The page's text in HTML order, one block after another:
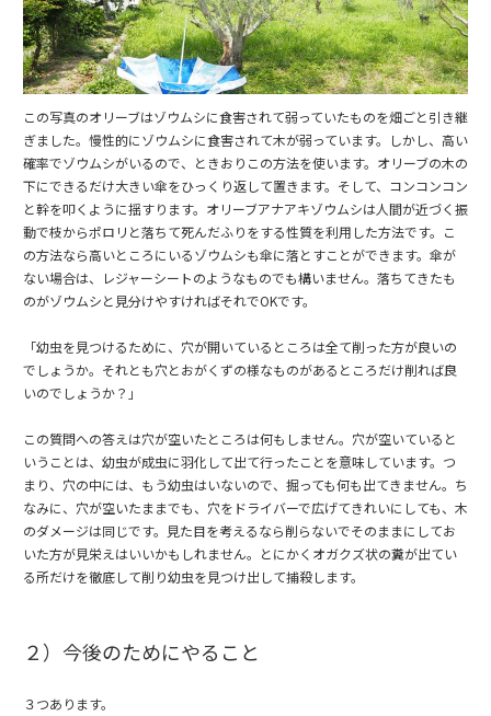
この写真のオリーブはゾウムシに食害されて弱っていたものを畑ごと引き継
ぎました。慢性的にゾウムシに食害されて木が弱っています。しかし、高い
確率でゾウムシがいるので、ときおりこの方法を使います。オリーブの木の
下にできるだけ大きい傘をひっくり返して置きます。そして、コンコンコン
と幹を叩くように揺すります。オリーブアナアキゾウムシは人間が近づく振
動で枝からポロリと落ちて死んだふりをする性質を利用した方法です。こ
の方法なら高いところにいるゾウムシも傘に落とすことができます。傘が
ない場合は、レジャーシートのようなものでも構いません。落ちてきたも
のがゾウムシと見分けやすければそれでOKです。
「幼虫を見つけるために、穴が開いているところは全て削った方が良いの
でしょうか。それとも穴とおがくずの様なものがあるところだけ削れば良
いのでしょうか？」
この質問への答えは穴が空いたところは何もしません。穴が空いていると
いうことは、幼虫が成虫に羽化して出て行ったことを意味しています。つ
まり、穴の中には、もう幼虫はいないので、掘っても何も出てきません。ち
なみに、穴が空いたままでも、穴をドライバーで広げてきれいにしても、木
のダメージは同じです。見た目を考えるなら削らないでそのままにしてお
いた方が見栄えはいいかもしれません。とにかくオガクズ状の糞が出てい
る所だけを徹底して削り幼虫を見つけ出して捕殺します。
２）今後のためにやること
３つあります。